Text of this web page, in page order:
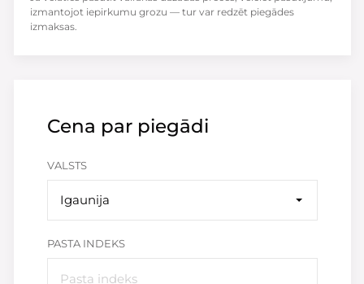
Cena par piegādi
VALSTS
Igaunija
PASTA INDEKS
izmantojot iepirkumu grozu — tur var redzēt piegādes
izmaksas.